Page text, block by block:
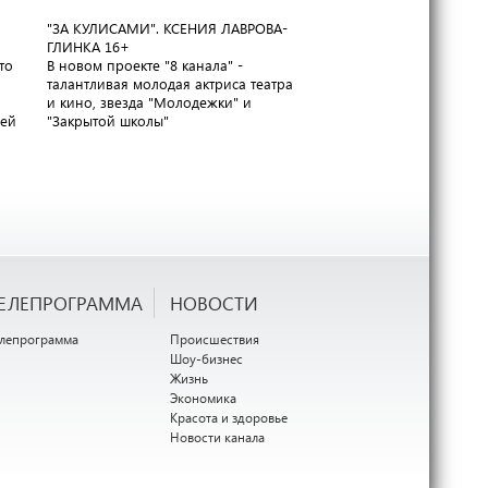
"ЗА КУЛИСАМИ". КСЕНИЯ ЛАВРОВА-
ГЛИНКА 16+
В новом проекте "8 канала" -
талантливая молодая актриса театра
и кино, звезда "Молодежки" и
"Закрытой школы"
НОВОСТИ
Происшествия
Шоу-бизнес
Жизнь
Экономика
Красота и здоровье
Новости канала